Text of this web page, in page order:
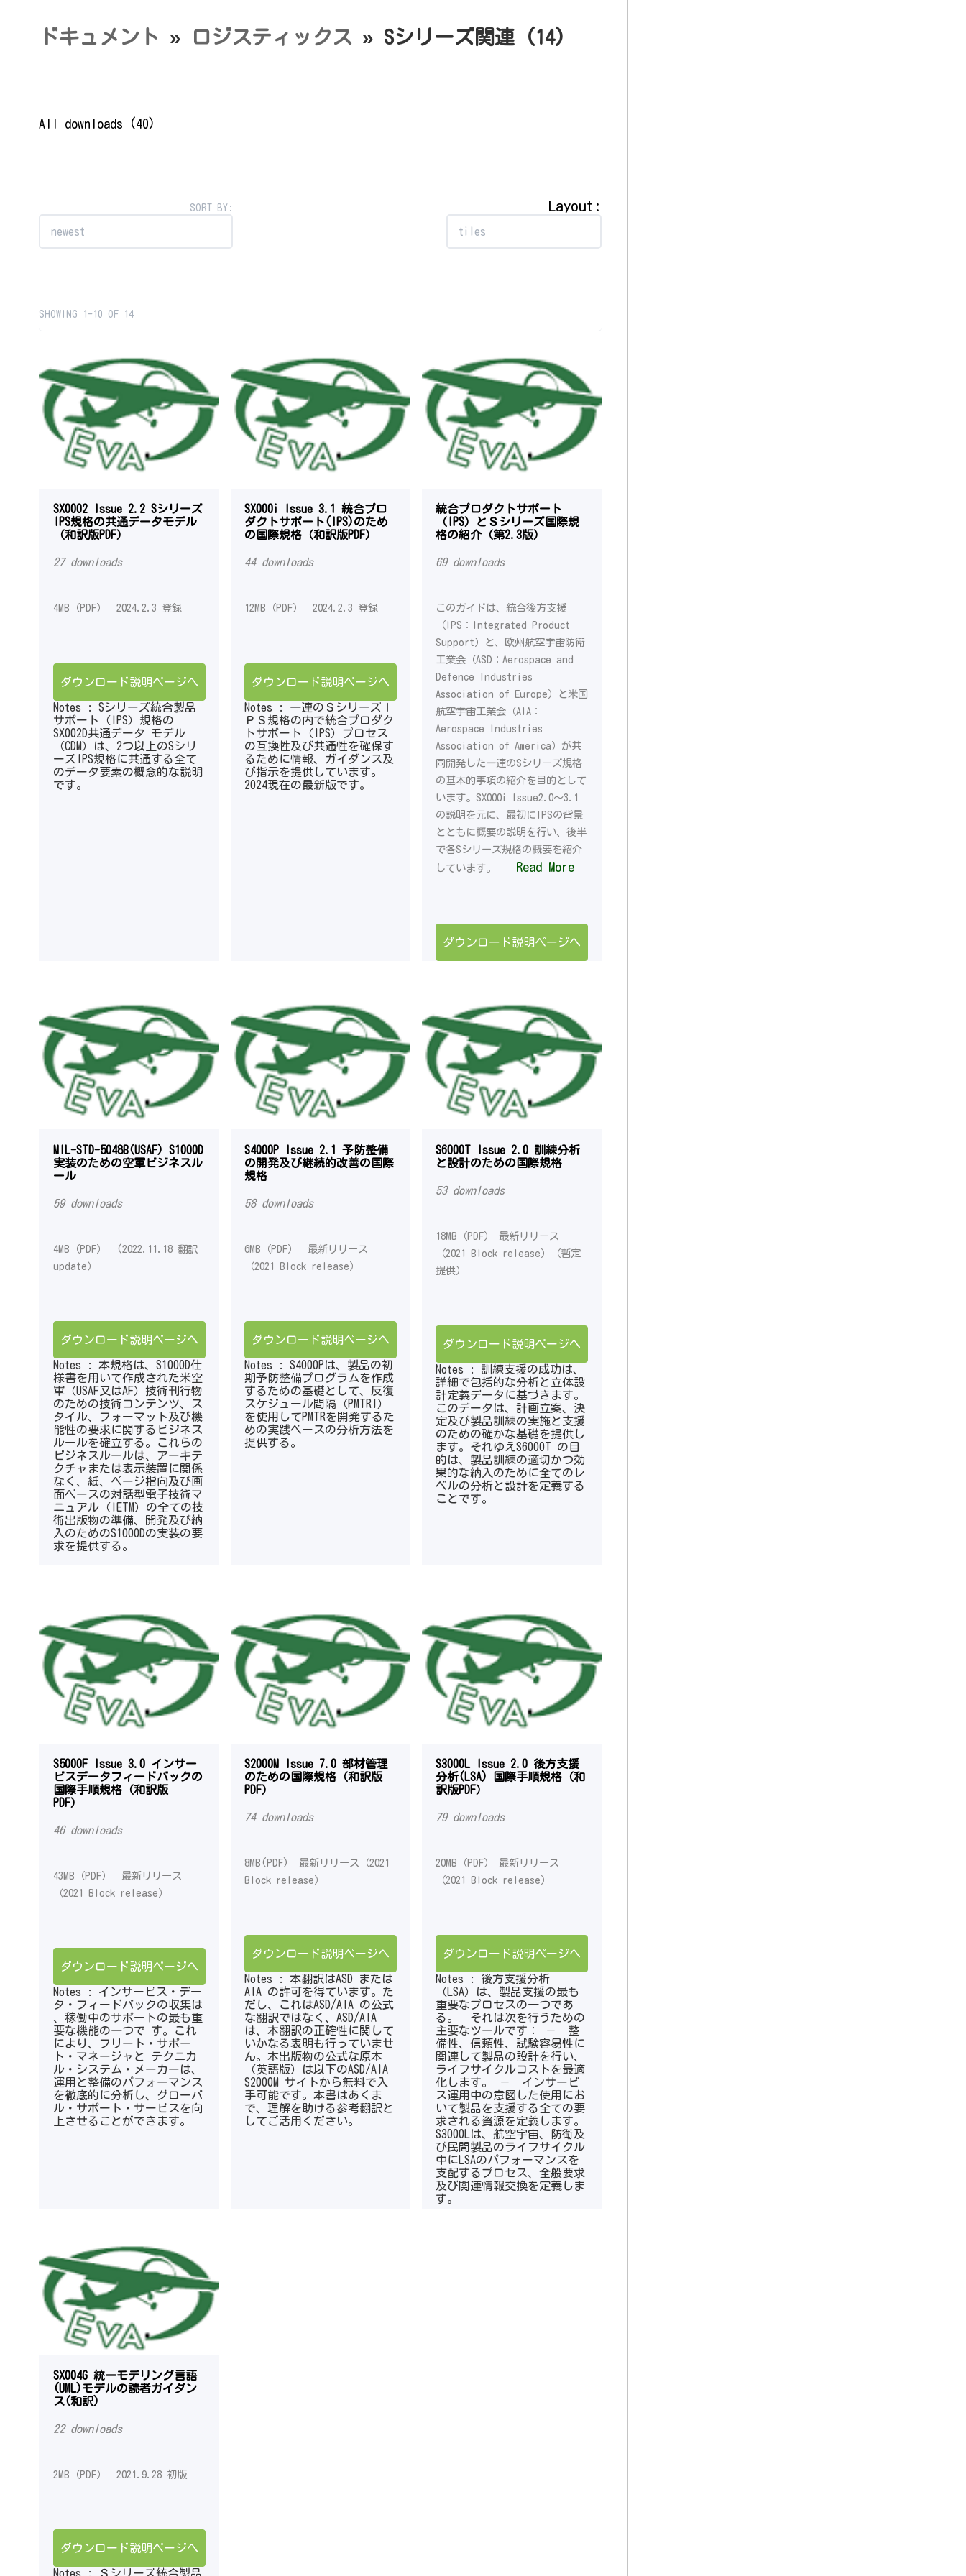
ドキュメント » ロジスティックス » Sシリーズ関連 (14)
All downloads (40)
SORT BY: Layout:
SHOWING 1-10 OF 14
SX0002 Issue 2.2 Sシリーズ
IPS規格の共通データモデル
（和訳版PDF）
27 downloads
4MB（PDF） 2024.2.3 登録
ダウンロード説明ページへ
Notes : Sシリーズ統合製品
サポート（IPS）規格の
SX002D共通データ モデル
（CDM）は、2つ以上のSシリ
ーズIPS規格に共通する全て
のデータ要素の概念的な説明
です。
SX000i Issue 3.1 統合プロ
ダクトサポート(IPS)のため
の国際規格（和訳版PDF）
44 downloads
12MB（PDF） 2024.2.3 登録
ダウンロード説明ページへ
Notes : 一連のＳシリーズＩ
ＰＳ規格の内で統合プロダク
トサポート（IPS）プロセス
の互換性及び共通性を確保す
るために情報、ガイダンス及
び指示を提供しています。
2024現在の最新版です。
統合プロダクトサポート
（IPS）とＳシリーズ国際規
格の紹介（第2.3版）
69 downloads
このガイドは、統合後方支援
（IPS：Integrated Product
Support）と、欧州航空宇宙防衛
工業会（ASD：Aerospace and
Defence Industries
Association of Europe）と米国
航空宇宙工業会（AIA：
Aerospace Industries
Association of America）が共
同開発した一連のSシリーズ規格
の基本的事項の紹介を目的として
います。SX000i Issue2.0～3.1
の説明を元に、最初にIPSの背景
とともに概要の説明を行い、後半
で各Sシリーズ規格の概要を紹介
しています。
Read More
ダウンロード説明ページへ
MIL-STD-5048B(USAF) S1000D
実装のための空軍ビジネスル
ール
59 downloads
4MB（PDF） (2022.11.18 翻訳
update）
ダウンロード説明ページへ
Notes : 本規格は、S1000D仕
様書を用いて作成された米空
軍（USAF又はAF）技術刊行物
のための技術コンテンツ、ス
タイル、フォーマット及び機
能性の要求に関するビジネス
ルールを確立する。これらの
ビジネスルールは、アーキテ
クチャまたは表示装置に関係
なく、紙、ページ指向及び画
面ベースの対話型電子技術マ
ニュアル（IETM）の全ての技
術出版物の準備、開発及び納
入のためのS1000Dの実装の要
求を提供する。
S4000P Issue 2.1 予防整備
の開発及び継続的改善の国際
規格
58 downloads
6MB（PDF） 最新リリース
（2021 Block release）
ダウンロード説明ページへ
Notes : S4000Pは、製品の初
期予防整備プログラムを作成
するための基礎として、反復
スケジュール間隔（PMTRI）
を使用してPMTRを開発するた
めの実践ベースの分析方法を
提供する。
S6000T Issue 2.0 訓練分析
と設計のための国際規格
53 downloads
18MB（PDF） 最新リリース
（2021 Block release）（暫定
提供）
ダウンロード説明ページへ
Notes : 訓練支援の成功は、
詳細で包括的な分析と立体設
計定義データに基づきます。
このデータは、計画立案、決
定及び製品訓練の実施と支援
のための確かな基礎を提供し
ます。それゆえS6000T の目
的は、製品訓練の適切かつ効
果的な納入のために全てのレ
ベルの分析と設計を定義する
ことです。
S5000F Issue 3.0 インサー
ビスデータフィードバックの
国際手順規格（和訳版
PDF）
46 downloads
43MB（PDF） 最新リリース
（2021 Block release）
ダウンロード説明ページへ
Notes : インサービス・デー
タ・フィードバックの収集は
、稼働中のサポートの最も重
要な機能の一つで す。これ
により、フリート・サポー
ト・マネージャと テクニカ
ル・システム・メーカーは、
運用と整備のパフォーマンス
を徹底的に分析し、グローバ
ル・サポート・サービスを向
上させることができます。
S2000M Issue 7.0 部材管理
のための国際規格（和訳版
PDF）
74 downloads
8MB(PDF) 最新リリース（2021
Block release）
ダウンロード説明ページへ
Notes : 本翻訳はASD または
AIA の許可を得ています。た
だし、これはASD/AIA の公式
な翻訳ではなく、ASD/AIA
は、本翻訳の正確性に関して
いかなる表明も行っていませ
ん。本出版物の公式な原本
（英語版）は以下のASD/AIA
S2000M サイトから無料で入
手可能です。本書はあくま
で、理解を助ける参考翻訳と
してご活用ください。
S3000L Issue 2.0 後方支援
分析(LSA) 国際手順規格（和
訳版PDF）
79 downloads
20MB（PDF） 最新リリース
（2021 Block release）
ダウンロード説明ページへ
Notes : 後方支援分析
（LSA）は、製品支援の最も
重要なプロセスの一つであ
る。 それは次を行うための
主要なツールです： － 整
備性、信頼性、試験容易性に
関連して製品の設計を行い、
ライフサイクルコストを最適
化します。 － インサービ
ス運用中の意図した使用にお
いて製品を支援する全ての要
求される資源を定義します。
S3000Lは、航空宇宙、防衛及
び民間製品のライフサイクル
中にLSAのパフォーマンスを
支配するプロセス、全般要求
及び関連情報交換を定義しま
す。
SX004G 統一モデリング言語
(UML)モデルの読者ガイダン
ス(和訳)
22 downloads
2MB（PDF） 2021.9.28 初版
ダウンロード説明ページへ
Notes : Ｓシリーズ統合製品